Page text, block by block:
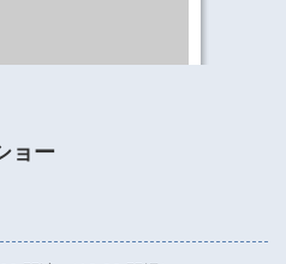
ョー